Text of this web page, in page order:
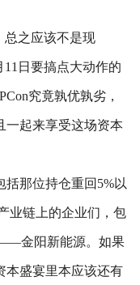
总之应该不是现
11日要搞点大动作的
究竟孰优孰劣，
一起来享受这场资本
那位持仓重回5%以
业链上的企业们，包
金阳新能源。如果
本盛宴里本应该还有